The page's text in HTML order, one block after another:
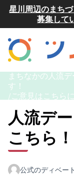
星川周辺のまち
募集して
まちなかの人流
す！
/ ご意見はこちら
人流デ
こちら！
公式のディベート